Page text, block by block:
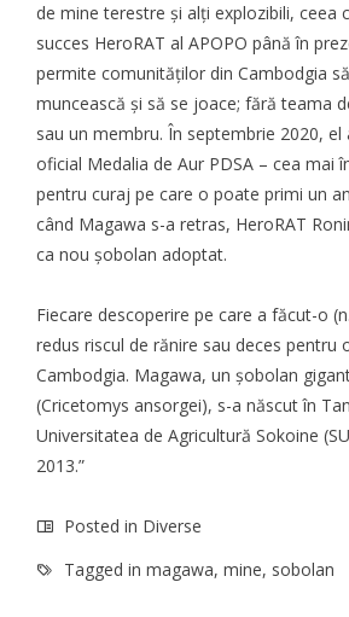
de mine terestre și alți explozibili, ceea
succes HeroRAT al APOPO până în
permite comunităților din Cambodgia
muncească și să se joace; fără teama
sau un membru. În septembrie 2020,
oficial Medalia de Aur PDSA – cea mai
pentru curaj pe care o poate primi un
când Magawa s-a retras, HeroRAT
ca nou șobolan adoptat.
Fiecare descoperire pe care a făcut-o
redus riscul de rănire sau deces pentru
Cambodgia. Magawa, un șobolan
(Cricetomys ansorgei), s-a născut în
Universitatea de Agricultură Sokoine
2013.”
Posted in Diverse
Tagged in magawa, mine, sobolan